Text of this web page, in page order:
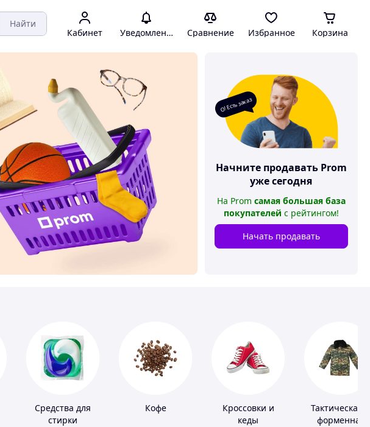
Найти
Кабинет Уведомления Сравнение Избранное Корзина
О! Есть заказ
Начните продавать Prom
уже сегодня
На Prom самая большая база
покупателей с рейтингом!
Начать продавать
Средства для
стирки
Кофе
Кроссовки и
кеды
Тактическая и
форменная